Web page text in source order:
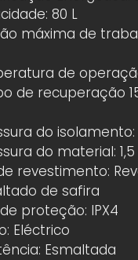
80 L
máxima de
de
de recuperação
do
do material:
revestimento:
de safira
proteção: IPX4
Eléctrico
Esmaltada